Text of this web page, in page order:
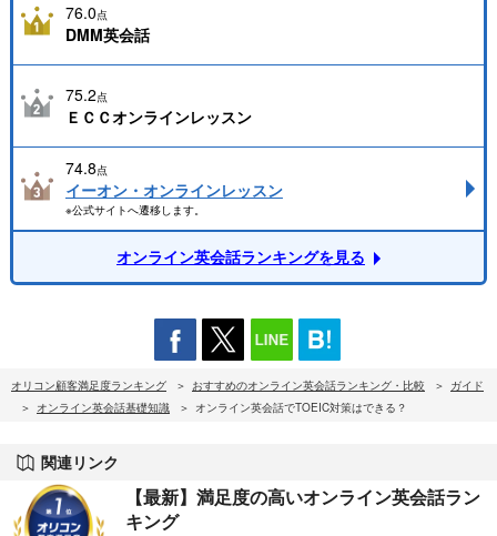
76.0点
DMM英会話
75.2点
ＥＣＣオンラインレッスン
74.8点
イーオン・オンラインレッスン
※公式サイトへ遷移します。
オンライン英会話ランキングを見る
オリコン顧客満足度ランキング おすすめのオンライン英会話ランキング・比較
ガイド
オンライン英会話基礎知識
オンライン英会話でTOEIC対策はできる？
関連リンク
【最新】満足度の高いオンライン英会話ラン
キング